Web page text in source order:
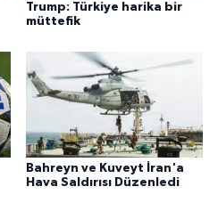
Trump: Türkiye harika bir
müttefik
Bahreyn ve Kuveyt İran'a
Hava Saldırısı Düzenledi